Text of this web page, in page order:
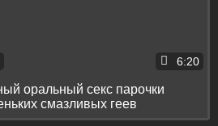
6:20
оральный секс парочки
смазливых геев